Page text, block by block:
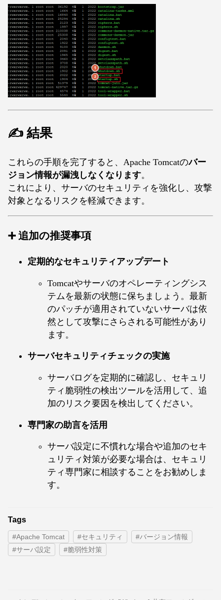
✍️ 結果
これらの手順を完了すると、Apache Tomcatのバー
ジョン情報が漏洩しなくなります。
これにより、サーバのセキュリティを強化し、攻撃
対象となるリスクを軽減できます。
➕ 追加の推奨事項
定期的なセキュリティアップデート
Tomcatやサーバのオペレーティングシス
テムを最新の状態に保ちましょう。最新
のパッチが適用されていないサーバは依
然として攻撃にさらされる可能性があり
ます。
サーバセキュリティチェックの実施
サーバログを定期的に確認し、セキュリ
ティ脆弱性の検出ツールを活用して、追
加のリスク要因を検出してください。
専門家の助言を活用
サーバ設定に不慣れな場合や追加のセキ
ュリティ対策が必要な場合は、セキュリ
ティ専門家に相談することをお勧めしま
す。
Tags
#Apache Tomcat #セキュリティ
#バージョン情報
#サーバ設定
#脆弱性対策